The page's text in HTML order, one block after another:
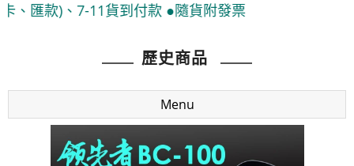
到付款 ●隨貨附發票
歷史商品
Menu